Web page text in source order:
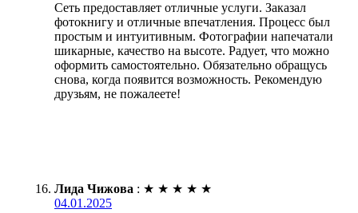
Сеть предоставляет отличные услуги. Заказал
фотокнигу и отличные впечатления. Процесс был
простым и интуитивным. Фотографии напечатали
шикарные, качество на высоте. Радует, что можно
оформить самостоятельно. Обязательно обращусь
снова, когда появится возможность. Рекомендую
друзьям, не пожалеете!
Лида Чижова : ★ ★ ★ ★ ★
04.01.2025